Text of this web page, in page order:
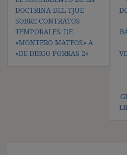
entradas
DOCTRINA DEL TJUE
SOBRE CONTRATOS
TEMPORALES: DE
«MONTERO MATEOS» A
«DE DIEGO PORRAS 2»